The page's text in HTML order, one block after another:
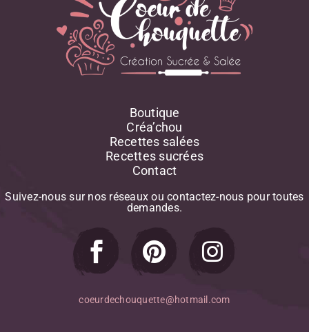
Boutique
Créa’chou
Recettes salées
Recettes sucrées
Contact
Suivez-nous sur nos réseaux ou contactez-nous pour toutes
demandes.
coeurdechouquette@hotmail.com